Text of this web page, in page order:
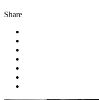
Share